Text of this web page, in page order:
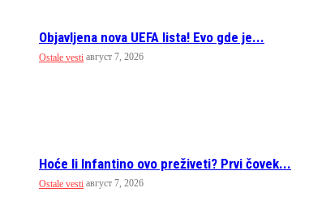
Objavljena nova UEFA lista! Evo gde je...
Ostale vesti август 7, 2026
Hoće li Infantino ovo preživeti? Prvi čovek...
Ostale vesti август 7, 2026